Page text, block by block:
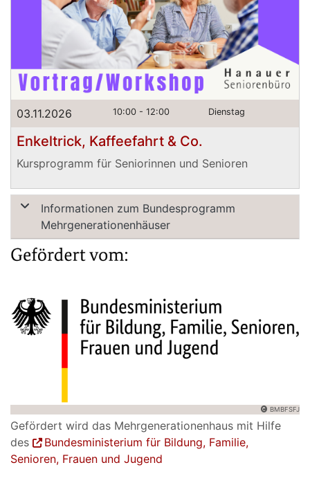
03.11.2026 10:00 - 12:00 Dienstag
Enkeltrick, Kaffeefahrt & Co.
Kursprogramm für Seniorinnen und Senioren
Informationen zum Bundesprogramm
Mehrgenerationenhäuser
BMBFSFJ
Gefördert wird das Mehrgenerationenhaus mit Hilfe
des
Bundesministerium für Bildung, Familie,
Senioren, Frauen und Jugend